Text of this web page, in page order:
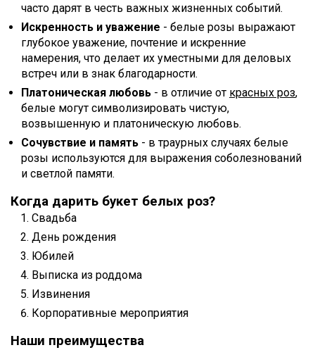
часто дарят в честь важных жизненных событий.
Искренность и уважение - белые розы выражают
глубокое уважение, почтение и искренние
намерения, что делает их уместными для деловых
встреч или в знак благодарности.
Платоническая любовь - в отличие от красных роз,
белые могут символизировать чистую,
возвышенную и платоническую любовь.
Сочувствие и память - в траурных случаях белые
розы используются для выражения соболезнований
и светлой памяти.
Когда дарить букет белых роз?
Свадьба
День рождения
Юбилей
Выписка из роддома
Извинения
Корпоративные мероприятия
Наши преимущества